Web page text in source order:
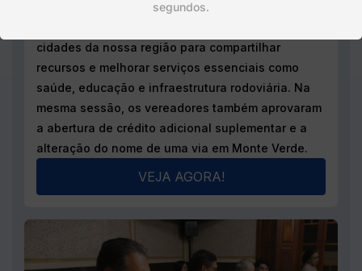
a abertura de crédito adicional suplementar e a
VEJA AGORA!
segundos.